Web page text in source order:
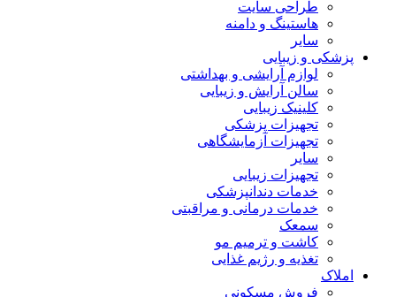
طراحی سایت
هاستینگ و دامنه
سایر
پزشکی و زیبایی
لوازم آرایشی و بهداشتی
سالن آرایش و زیبایی
کلینیک زیبایی
تجهیزات پزشکی
تجهیزات آزمایشگاهی
سایر
تجهیزات زیبایی
خدمات دندانپزشکی
خدمات درمانی و مراقبتی
سمعک
کاشت و ترمیم مو
تغذیه و رژیم غذایی
املاک
فروش مسکونی